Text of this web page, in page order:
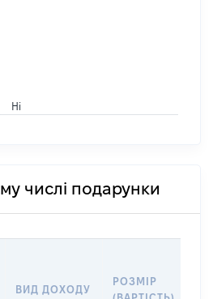
Ні
числі подарунки
ВИД ДОХОДУ
РОЗМІР